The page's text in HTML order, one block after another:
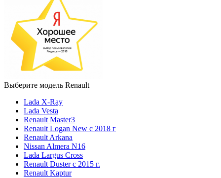
Выберите модель Renault
Lada X-Ray
Lada Vesta
Renault Master3
Renault Logan New с 2018 г
Renault Arkana
Nissan Almera N16
Lada Largus Cross
Renault Duster с 2015 г.
Renault Kaptur